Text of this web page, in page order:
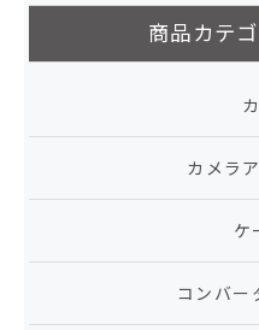
商品カテ
カメラ
ケ
コンバー